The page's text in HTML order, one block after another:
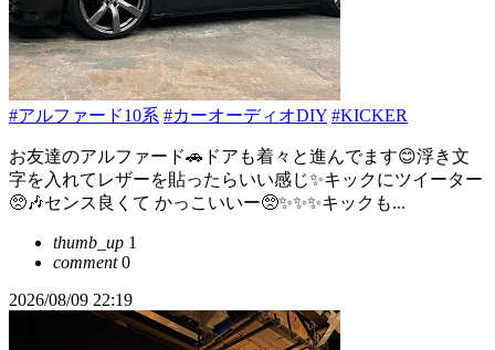
#アルファード10系 #カーオーディオDIY #KICKER
お友達のアルファード🚗ドアも着々と進んでます😊浮き文
字を入れてレザーを貼ったらいい感じ✨️キックにツイーター
🥺🎶センス良くて かっこいいー🥺✨✨✨キックも...
thumb_up 1
comment0
2026/08/09 22:19